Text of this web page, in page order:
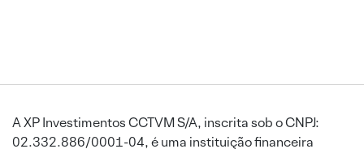
A XP Investimentos CCTVM S/A, inscrita sob o CNPJ:
02.332.886/0001-04, é uma instituição financeira